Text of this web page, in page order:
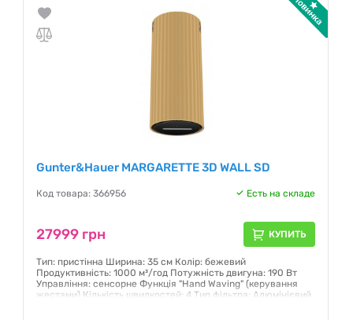
Gunter&Hauer MARGARETTE 3D WALL SD
Код товара: 366956 Есть на складе
27999 грн КУПИТЬ
Тип: пристінна Ширина: 35 см Колір: бежевий
Продуктивність: 1000 м³/год Потужність двигуна: 190 Вт
Управління: сенсорне Функція "Hand Waving" (керування
жестами) Кількість швидкостей: 4 Тип фільтра: Алюмінієвий